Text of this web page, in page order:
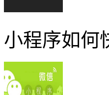
小程序如何